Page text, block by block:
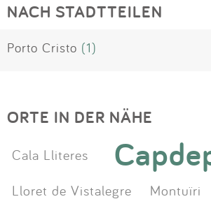
NACH STADTTEILEN
Porto Cristo (1)
ORTE IN DER NÄHE
Cala Lliteres
Lloret de Vistalegre Montuïri